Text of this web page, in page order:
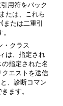
用符をバック
または、これら
たは二重引
・クラス
は、指定され
指定された名
エストを送信
、診断コマン
ます。